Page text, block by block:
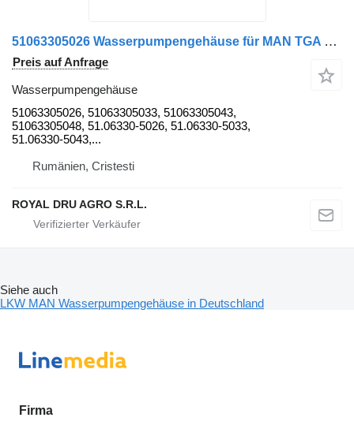
51063305026 Wasserpumpengehäuse für MAN TGA 18.430 LKW
Preis auf Anfrage
Wasserpumpengehäuse
51063305026, 51063305033, 51063305043,
51063305048, 51.06330-5026, 51.06330-5033,
51.06330-5043,...
Rumänien, Cristesti
ROYAL DRU AGRO S.R.L.
Siehe auch
LKW MAN Wasserpumpengehäuse in Deutschland
Firma